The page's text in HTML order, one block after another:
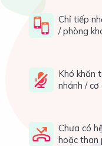
Chỉ tiếp
/ phòng
Khó khăn
nhánh /
Chưa có
hoặc than